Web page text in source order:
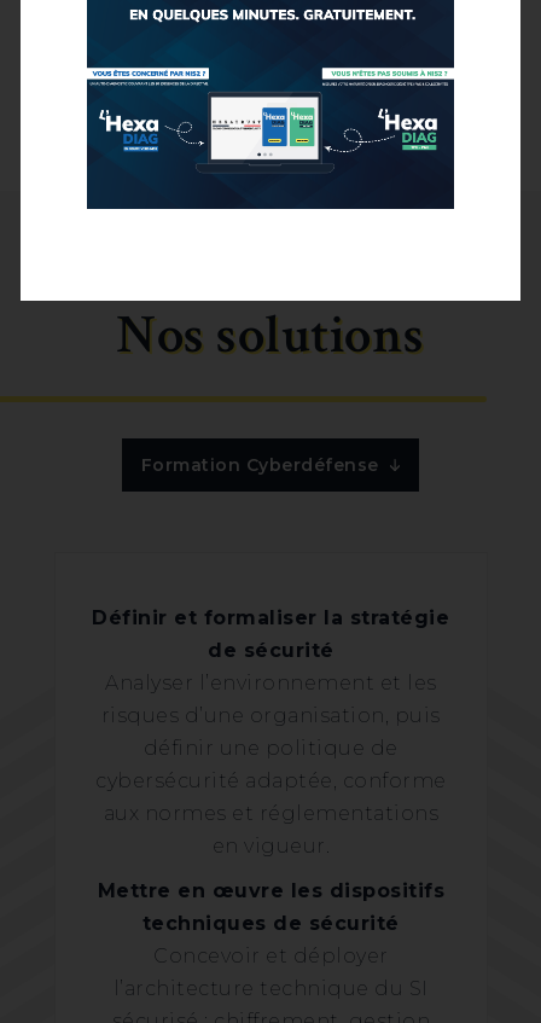
acteurs clés de la transformation
Nos solutions
Formation Cyberdéfense
Définir et formaliser la stratégie
de sécurité
Analyser l’environnement et les
risques d’une organisation, puis
définir une politique de
cybersécurité adaptée, conforme
aux normes et réglementations
en vigueur.
Mettre en œuvre les dispositifs
techniques de sécurité
Concevoir et déployer
l’architecture technique du SI